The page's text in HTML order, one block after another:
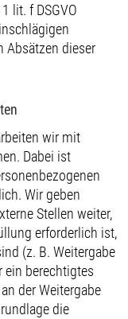
lit. f DSGVO
Absätzen dieser
wir mit
Dabei ist
Wir geben
Stellen weiter,
erforderlich ist,
(z. B. Weitergabe
ein berechtigtes
der Weitergabe
die